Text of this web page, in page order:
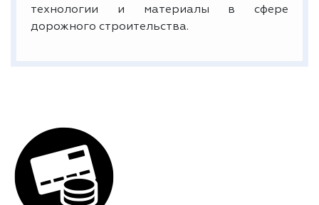
технологии и материалы в сфере
дорожного строительства.